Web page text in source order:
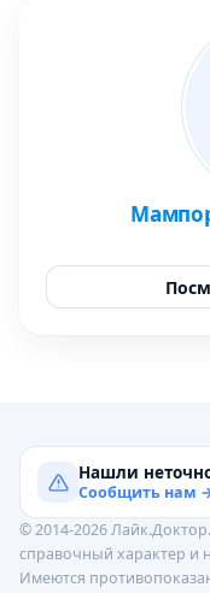
Нашли
Сообщить нам
© 2014-2026
справочный характер и
Имеются